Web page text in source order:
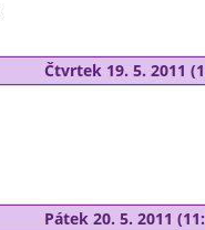
Čtvrtek 19. 5. 2011
Pátek 20. 5. 2011